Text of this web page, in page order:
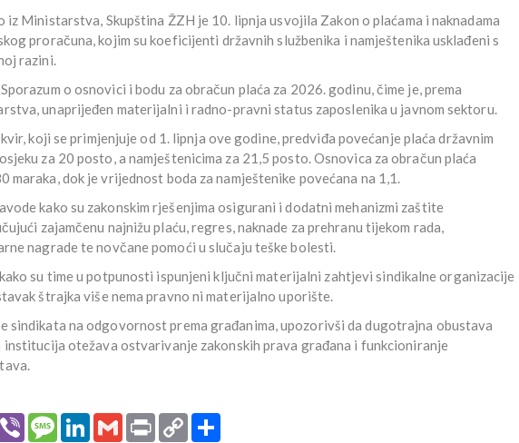
iz Ministarstva, Skupština ŽZH je 10. lipnja usvojila Zakon o plaćama i naknadama
proračuna, kojim su koeficijenti državnih službenika i namještenika usklađeni s
razini.
o osnovici i bodu za obračun plaća za 2026. godinu, čime je, prema
unaprijeđen materijalni i radno-pravni status zaposlenika u javnom sektoru.
koji se primjenjuje od 1. lipnja ove godine, predviđa povećanje plaća državnim
za 20 posto, a namještenicima za 21,5 posto. Osnovica za obračun plaća
maraka, dok je vrijednost boda za namještenike povećana na 1,1.
kako su zakonskim rješenjima osigurani i dodatni mehanizmi zaštite
zajamčenu najnižu plaću, regres, naknade za prehranu tijekom rada,
nagrade te novčane pomoći u slučaju teške bolesti.
su time u potpunosti ispunjeni ključni materijalni zahtjevi sindikalne organizacije
štrajka više nema pravno ni materijalno uporište.
sindikata na odgovornost prema građanima, upozorivši da dugotrajna obustava
institucija otežava ostvarivanje zakonskih prava građana i funkcioniranje
Viber MessageLinkedInGmail Print Copy
Link